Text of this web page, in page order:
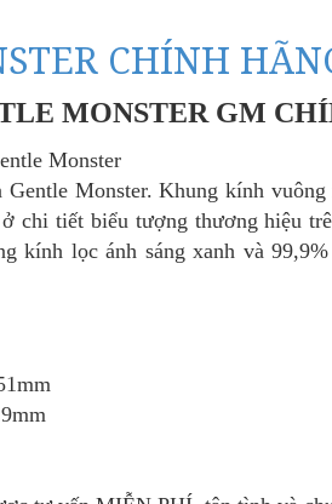
CHÍNH
MONSTER GM
Monster
Gentle Monster. Khung kính
chi tiết biểu tượng thương hiệu
kính lọc ánh sáng xanh và
KÍNH GENTLE
CHÍNH
- SPHERE 01
Liên hệ
KÍNH
HÃNG -
Liên